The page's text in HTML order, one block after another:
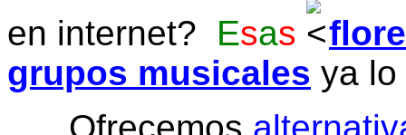
en internet? Esas
grupos musicales ya